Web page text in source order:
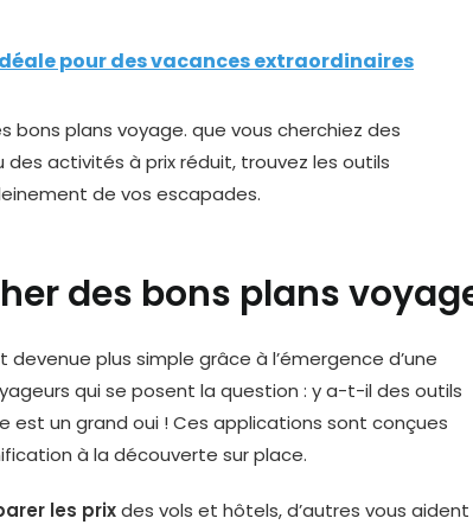
pour des vacances extraordinaires
des bons plans
plus simple grâce à l’émergence d’une
qui se posent la question : y a-t-il des outils
est un grand oui ! Ces applications sont conçues
à la découverte sur place.
les prixdes vols et hôtels, d’autres vous aident